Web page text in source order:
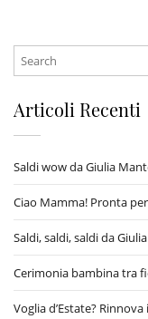
for:
Articoli Recenti
Saldi wow da Giulia
Ciao Mamma! Pronta
Saldi, saldi, saldi da
Cerimonia bambina tra
Voglia d’Estate?